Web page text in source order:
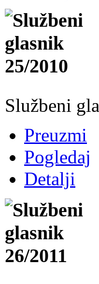
Službeni
Preuzmi
Pogledaj
Detalji